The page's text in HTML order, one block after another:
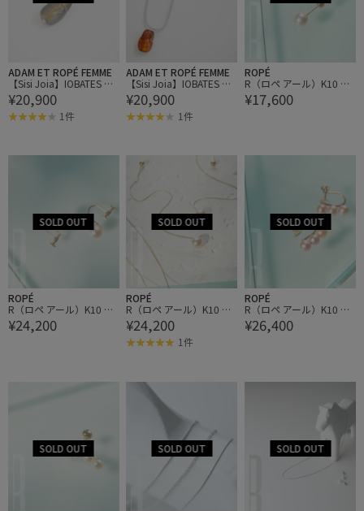
ADAM ET ROPÉ FEMME
【Sisi Joia】IOBATES NE
CKLACE
¥20,900
1件
ADAM ET ROPÉ FEMME
【Sisi Joia】IOBATES NE
CKLACE
¥20,900
1件
ROPÉ
R（ロペ アール）K10 ピ
ンクパール1粒ピアス
¥17,600
ROPÉ
R（ロペ アール）K10 ピ
ンクパール1粒イヤリン
¥24,200
ROPÉ
R（ロペ アール）K10 ピ
ンクパールアメリカンピ
アス
¥24,200
1件
ROPÉ
R（ロペ アール）K10 ピ
ンクパール3粒イヤリン
¥26,400